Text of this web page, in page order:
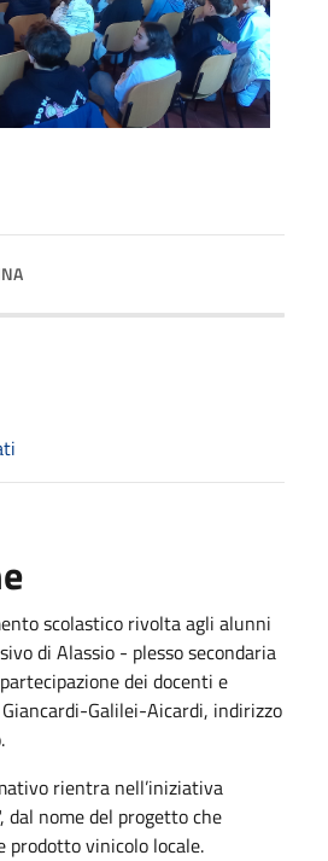
scolastico rivolta agli alunni
di Alassio - plesso secondaria
dei docenti e
Galilei-Aicardi, indirizzo
rientra nell’iniziativa
dal nome del progetto che
prodotto vinicolo locale.